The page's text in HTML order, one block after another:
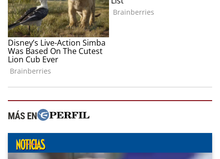
MÁS EN